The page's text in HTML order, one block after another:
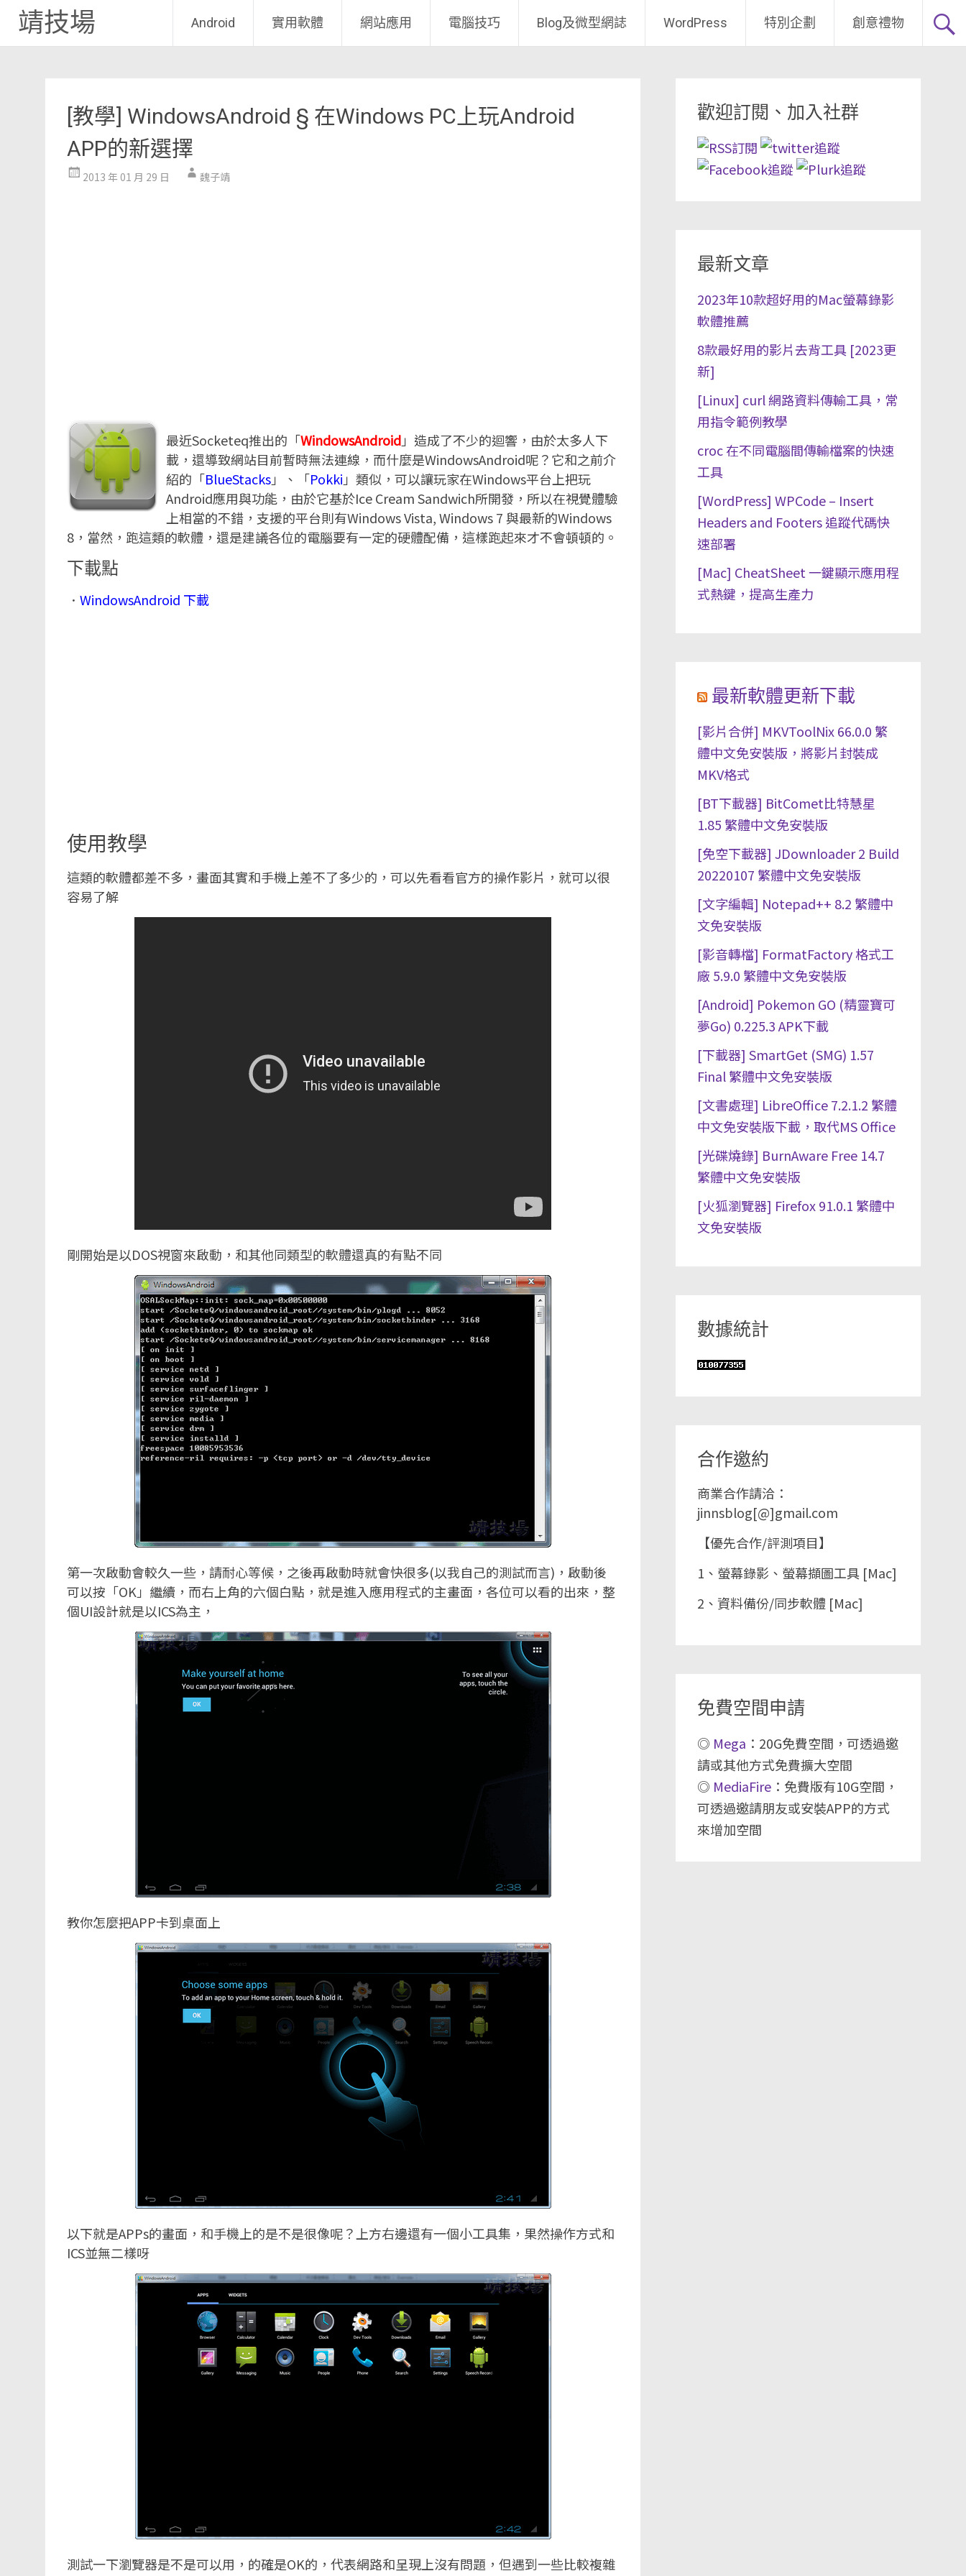
靖技場 Android 實用軟體 網站應用 電腦技巧 Blog及微型網誌 WordPress 特別企劃 創意禮物
[教學] WindowsAndroid § 在Windows PC上玩Android
APP的新選擇
2013 年 01 月 29 日 魏子靖
最近Socketeq推出的「WindowsAndroid」造成了不少的迴響，由於太多人下
載，還導致網站目前暫時無法連線，而什麼是WindowsAndroid呢？它和之前介
紹的「BlueStacks」、「Pokki 」類似，可以讓玩家在Windows平台上把玩
Android應用與功能，由於它基於Ice Cream Sandwich所開發，所以在視覺體驗
上相當的不錯，支援的平台則有Windows Vista, Windows 7 與最新的Windows
8，當然，跑這類的軟體，還是建議各位的電腦要有一定的硬體配備，這樣跑起來才不會頓頓的。
下載點
． WindowsAndroid 下載
使用教學
這類的軟體都差不多，畫面其實和手機上差不了多少的，可以先看看官方的操作影片，就可以很
容易了解
剛開始是以DOS視窗來啟動，和其他同類型的軟體還真的有點不同
第一次啟動會較久一些，請耐心等候，之後再啟動時就會快很多(以我自己的測試而言)，啟動後
可以按「OK」繼續，而右上角的六個白點，就是進入應用程式的主畫面，各位可以看的出來，整
個UI設計就是以ICS為主，
教你怎麼把APP卡到桌面上
以下就是APPs的畫面，和手機上的是不是很像呢？上方右邊還有一個小工具集，果然操作方式和
ICS並無二樣呀
測試一下瀏覽器是不是可以用，的確是OK的，代表網路和呈現上沒有問題，但遇到一些比較複雜
歡迎訂閱、加入社群
最新文章
2023年10款超好用的Mac螢幕錄影
軟體推薦
8款最好用的影片去背工具 [2023更
新]
[Linux] curl 網路資料傳輸工具，常
用指令範例教學
croc 在不同電腦間傳輸檔案的快速
工具
[WordPress] WPCode – Insert
Headers and Footers 追蹤代碼快
速部署
[Mac] CheatSheet 一鍵顯示應用程
式熱鍵，提高生產力
最新軟體更新下載
[影片合併] MKVToolNix 66.0.0 繁
體中文免安裝版，將影片封裝成
MKV格式
[BT下載器] BitComet比特慧星
1.85 繁體中文免安裝版
[免空下載器] JDownloader 2 Build
20220107 繁體中文免安裝版
[文字編輯] Notepad++ 8.2 繁體中
文免安裝版
[影音轉檔] FormatFactory 格式工
廠 5.9.0 繁體中文免安裝版
[Android] Pokemon GO (精靈寶可
夢Go) 0.225.3 APK下載
[下載器] SmartGet (SMG) 1.57
Final 繁體中文免安裝版
[文書處理] LibreOffice 7.2.1.2 繁體
中文免安裝版下載，取代MS Office
[光碟燒錄] BurnAware Free 14.7
繁體中文免安裝版
[火狐瀏覽器] Firefox 91.0.1 繁體中
文免安裝版
數據統計
合作邀約
商業合作請洽：
jinnsblog[@]gmail.com
【優先合作/評測項目】
1、螢幕錄影、螢幕擷圖工具 [Mac]
2、資料備份/同步軟體 [Mac]
免費空間申請
◎ Mega ：20G免費空間，可透過邀
請或其他方式免費擴大空間
◎ MediaFire：免費版有10G空間，
可透過邀請朋友或安裝APP的方式
來增加空間